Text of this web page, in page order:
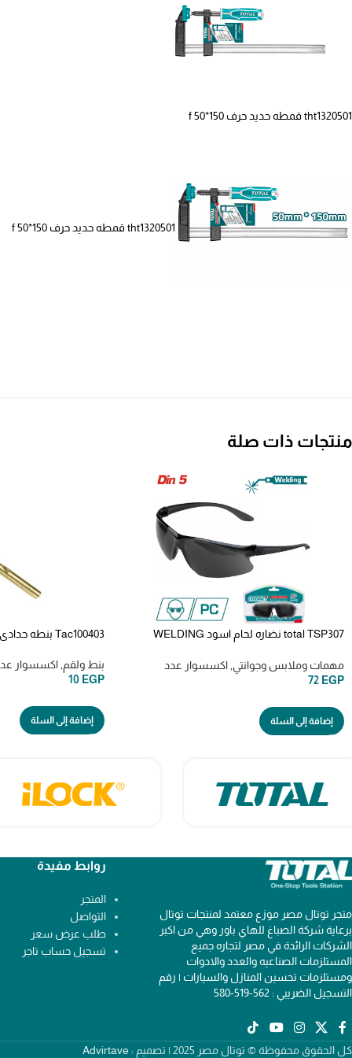
tht1320501 قمطه حديد حرف f 50*150
tht1320501 قمطه حديد حرف f 50*150
منتجات ذات صلة
total TSP307 نضاره لحام اسود WELDING
مهمات وملابس وجوانتي اكسسوار عدد
72 EGP
إضافة إلى السلة
Tac100403 بنطه حدادي4 مللي total
بنط ولقم اكسسوار
10 EGP
إضافة إلى السلة
متجر توتال مصر موزع معتمد لمنتجات توتال
برعاية شركة الصباغ للهاي باور وهي من اكبر
الشركات الرائدة في مصر لتجاره جميع
المستلزمات الصناعيه والعدد والادوات
ومستلزمات تحسين المنازل والسيارات | رقم
التسجيل الضريبي : 562-519-580
روابط مفيدة
المتجر
التواصل
طلب عرض سعر
تسجيل حساب تاجر
كل الحقوق محفوظة © توتال مصر 2025 | تصميم : Advirtave